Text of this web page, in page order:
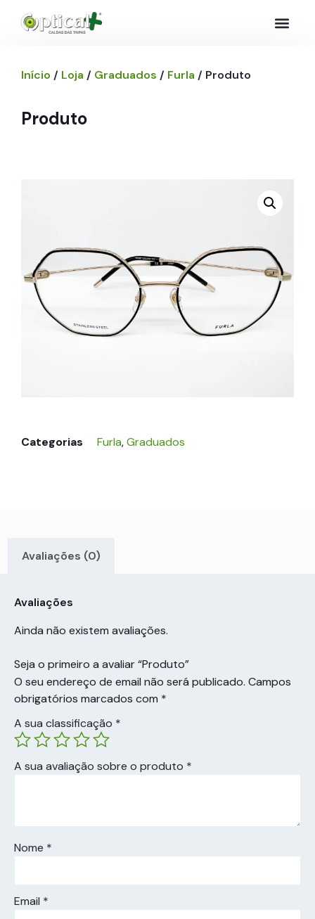
Início / Loja / Graduados / Furla / Produto
Produto
Categorias Furla,Graduados
Avaliações (0)
Avaliações
Ainda não existem avaliações.
Seja o primeiro a avaliar “Produto”
O seu endereço de email não será publicado. Campos
obrigatórios marcados com *
A sua classificação *
A sua avaliação sobre o produto *
Nome *
Email *